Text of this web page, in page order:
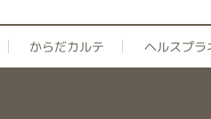
からだカルテ ヘルスプラ